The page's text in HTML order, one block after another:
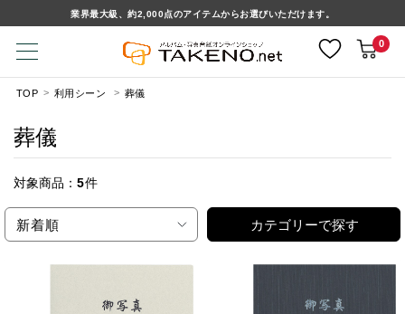
業界最大級、約2,000点のアイテムからお選びいただけます。
0
TOP 利用シーン 葬儀
葬儀
対象商品： 5件
新着順 カテゴリーで探す